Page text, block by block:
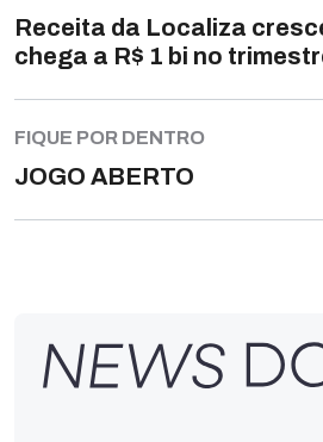
Receita da Localiza
chega a R$ 1 bi no
FIQUE POR DENTRO
JOGO ABERTO